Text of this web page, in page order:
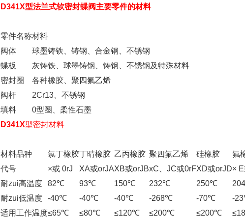
D341X型法兰式软密封蝶阀主要零件的材料
零件名称材料
阀体
球墨铸铁、铸钢、合金钢、不锈钢
蝶板
灰铸铁、球墨铸钢、铸钢、不锈钢及特殊材料
密封圈
各种橡胶、聚四氟乙烯
阀杆
2Cr13、不锈钢
填料
0型圈、柔性石墨
D341X型密封材料
材料品种 氯丁橡胶丁晴橡胶 乙丙橡胶 聚四氟乙烯 硅橡胶
氟
代号
×或 0rJ XA或orJAXB或orJBxC、JC或0rFXD或orJD×
耐zui高温度
82℃ 93℃ 150℃ 232℃ 250℃
耐zui低温度
-40℃ -40℃ -40℃ -268℃ -70℃
-
适用工作温度≤65℃ ≤80℃ ≤120℃ ≤200℃ ≤200℃